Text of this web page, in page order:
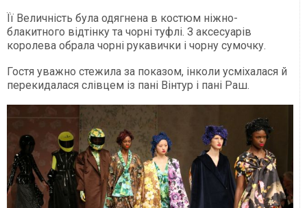
Її Величність була одягнена в костюм ніжно-
блакитного відтінку та чорні туфлі. З аксесуарів
королева обрала чорні рукавички і чорну сумочку.
Гостя уважно стежила за показом, інколи усміхалася й
перекидалася слівцем із пані Вінтур і пані Раш.